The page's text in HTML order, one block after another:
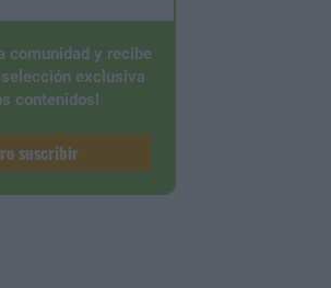
comunidad y recibe
exclusiva
contenidos!
suscribir